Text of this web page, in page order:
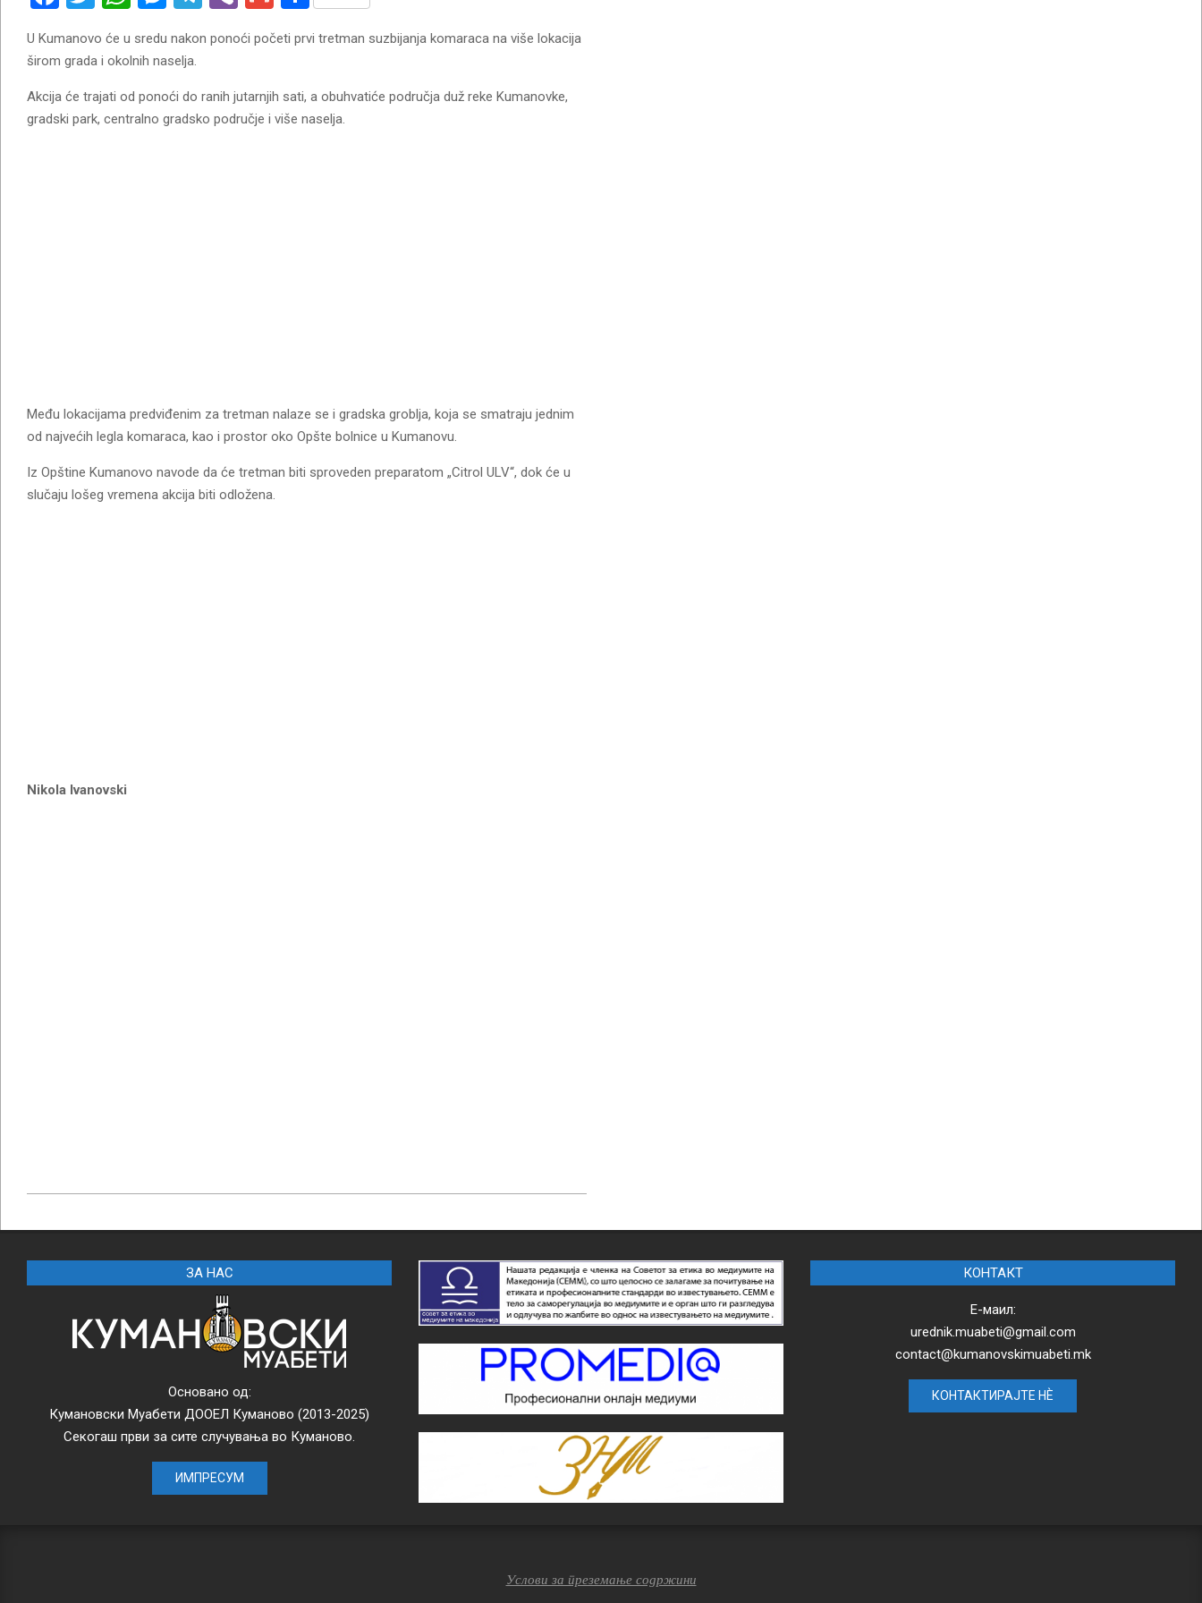
U Kumanovo će u sredu nakon ponoći početi prvi tretman suzbijanja komaraca na više lokacija
širom grada i okolnih naselja.
Akcija će trajati od ponoći do ranih jutarnjih sati, a obuhvatiće područja duž reke Kumanovke,
gradski park, centralno gradsko područje i više naselja.
Među lokacijama predviđenim za tretman nalaze se i gradska groblja, koja se smatraju jednim
od najvećih legla komaraca, kao i prostor oko Opšte bolnice u Kumanovu.
Iz Opštine Kumanovo navode da će tretman biti sproveden preparatom „Citrol ULV“, dok će u
slučaju lošeg vremena akcija biti odložena.
Nikola Ivanovski
05-
ЗА НАС
Основано од:
Кумановски Муабети ДООЕЛ Куманово (2013-2025)
Секогаш први за сите случувања во Куманово.
ИМПРЕСУМ
КОНТАКТ
Е-маил:
urednik.muabeti@gmail.com
contact@kumanovskimuabeti.mk
КОНТАКТИРАЈТЕ НЀ
Услови за преземање содржини